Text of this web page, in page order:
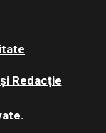
Redacție